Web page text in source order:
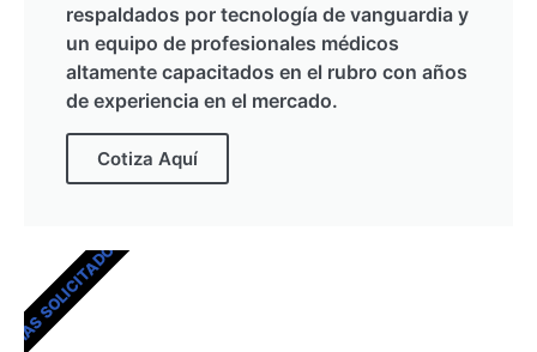
respaldados por tecnología de vanguardia y
un equipo de profesionales médicos
altamente capacitados en el rubro con años
de experiencia en el mercado.
Cotiza Aquí
MÁS SOLICITADOS